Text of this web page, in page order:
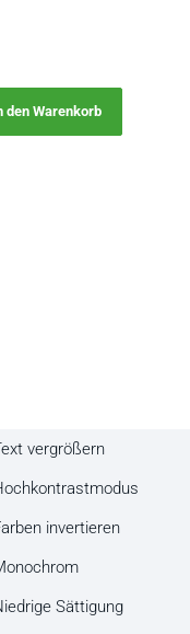
den Warenkorb
vergrößern
invertieren
Sättigung